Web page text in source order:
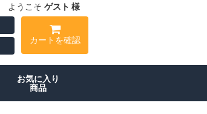
ようこそ ゲスト 様
カートを確認
お気に入り
商品